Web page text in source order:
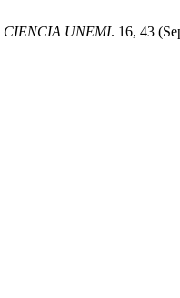
CIENCIA UNEMI. 16, 43